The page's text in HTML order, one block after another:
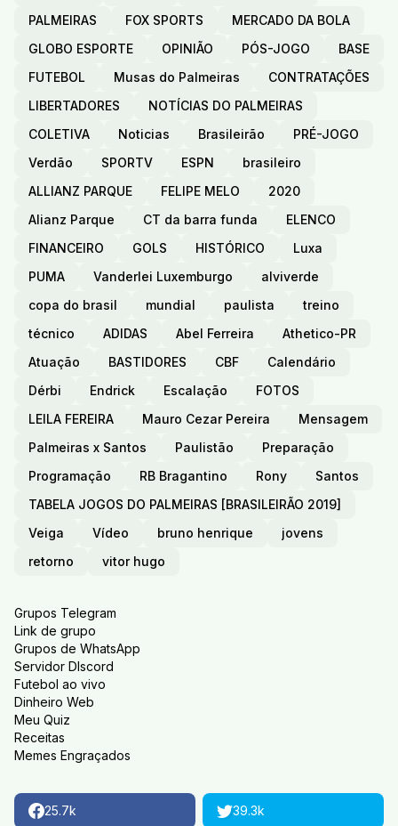
PALMEIRAS
FOX SPORTS
MERCADO DA BOLA
GLOBO ESPORTE
OPINIÃO PÓS-JOGO
BASE
FUTEBOL
Musas do Palmeiras
CONTRATAÇÕES
LIBERTADORES
NOTÍCIAS DO PALMEIRAS
COLETIVA
Noticias Brasileirão
PRÉ-JOGO
Verdão
SPORTV ESPN
brasileiro
ALLIANZ PARQUE
FELIPE MELO
2020
Alianz Parque
CT da barra funda
ELENCO
FINANCEIRO
GOLS HISTÓRICO
Luxa
PUMA
Vanderlei Luxemburgo
alviverde
copa do brasil
mundial paulista
treino
técnico
ADIDAS Abel Ferreira
Athetico-PR
Atuação
BASTIDORES CBF
Calendário
Dérbi
Endrick Escalação
FOTOS
LEILA FEREIRA
Mauro Cezar Pereira
Mensagem
Palmeiras x Santos
Paulistão
Preparação
Programação
RB Bragantino Rony
Santos
TABELA JOGOS DO PALMEIRAS [BRASILEIRÃO 2019]
Veiga
Vídeo bruno henrique
jovens
retorno
vitor hugo
Grupos Telegram
Link de grupo
Grupos de WhatsApp
Servidor DIscord
Futebol ao vivo
Dinheiro Web
Meu Quiz
Receitas
Memes Engraçados
25.7k 39.3k